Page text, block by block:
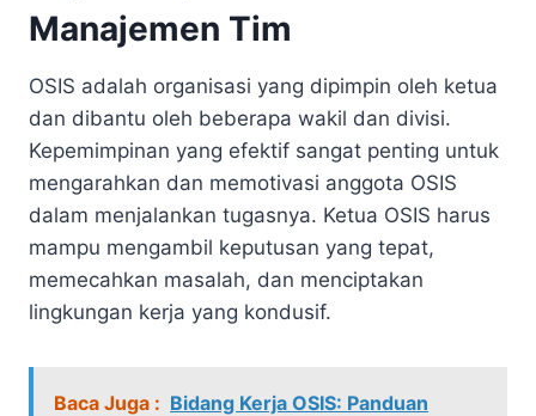
Manajemen Tim
OSIS adalah organisasi yang dipimpin oleh ketua
dan dibantu oleh beberapa wakil dan divisi.
Kepemimpinan yang efektif sangat penting untuk
mengarahkan dan memotivasi anggota OSIS
dalam menjalankan tugasnya. Ketua OSIS harus
mampu mengambil keputusan yang tepat,
memecahkan masalah, dan menciptakan
lingkungan kerja yang kondusif.
Baca Juga : Bidang Kerja OSIS: Panduan